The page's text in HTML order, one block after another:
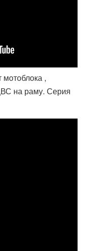
мотоблока ,
на раму. Серия